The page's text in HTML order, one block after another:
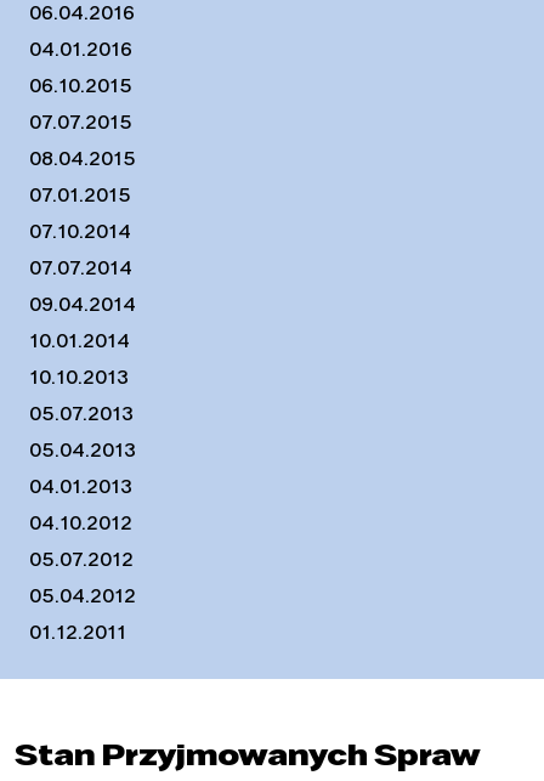
06.04.2016
04.01.2016
06.10.2015
07.07.2015
08.04.2015
07.01.2015
07.10.2014
07.07.2014
09.04.2014
10.01.2014
10.10.2013
05.07.2013
05.04.2013
04.01.2013
04.10.2012
05.07.2012
05.04.2012
01.12.2011
Stan Przyjmowanych Spraw